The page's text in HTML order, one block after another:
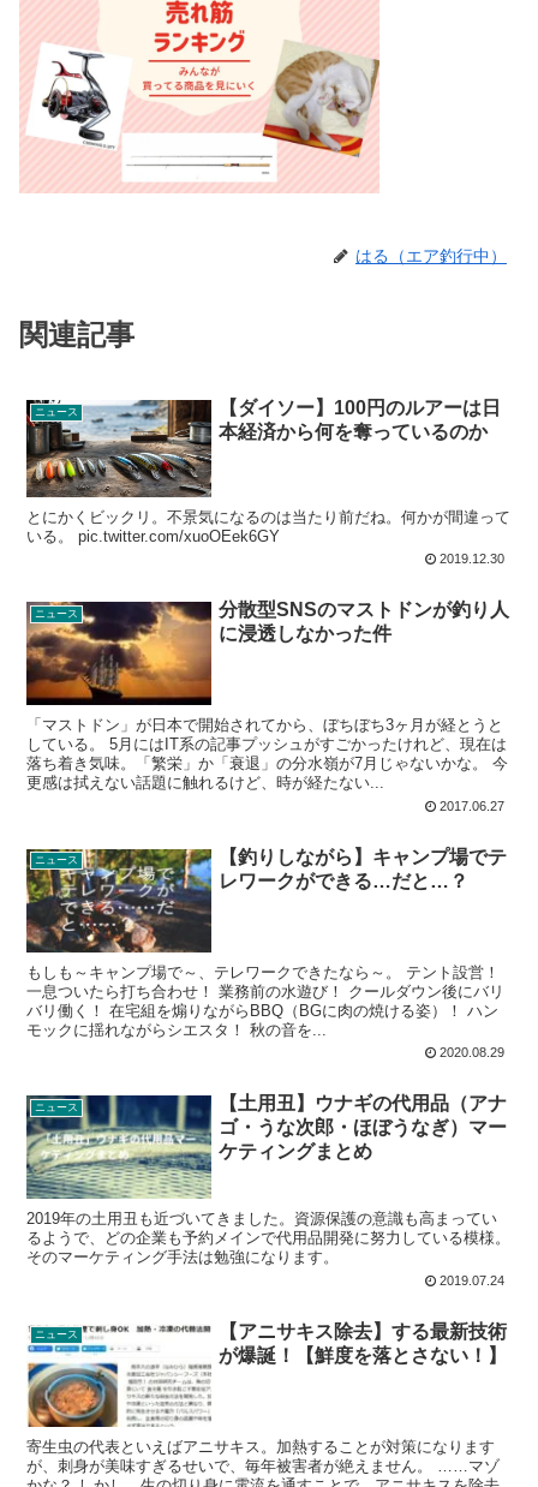
はる（エア釣行中）
関連記事
ニュース
【ダイソー】100円のルアーは日
本経済から何を奪っているのか
とにかくビックリ。不景気になるのは当たり前だね。何かが間違って
いる。 pic.twitter.com/xuoOEek6GY
2019.12.30
ニュース
分散型SNSのマストドンが釣り人
に浸透しなかった件
「マストドン」が日本で開始されてから、ぼちぼち3ヶ月が経とうと
している。 5月にはIT系の記事プッシュがすごかったけれど、現在は
落ち着き気味。「繁栄」か「衰退」の分水嶺が7月じゃないかな。 今
更感は拭えない話題に触れるけど、時が経たない...
2017.06.27
ニュース
【釣りしながら】キャンプ場でテ
レワークができる…だと…？
もしも～キャンプ場で～、テレワークできたなら～。 テント設営！
一息ついたら打ち合わせ！ 業務前の水遊び！ クールダウン後にバリ
バリ働く！ 在宅組を煽りながらBBQ（BGに肉の焼ける姿）！ ハン
モックに揺れながらシエスタ！ 秋の音を...
2020.08.29
ニュース
【土用丑】ウナギの代用品（アナ
ゴ・うな次郎・ほぼうなぎ）マー
ケティングまとめ
2019年の土用丑も近づいてきました。資源保護の意識も高まってい
るようで、どの企業も予約メインで代用品開発に努力している模様。
そのマーケティング手法は勉強になります。
2019.07.24
ニュース
【アニサキス除去】する最新技術
が爆誕！【鮮度を落とさない！】
寄生虫の代表といえばアニサキス。加熱することが対策になります
が、刺身が美味すぎるせいで、毎年被害者が絶えません。 ……マゾ